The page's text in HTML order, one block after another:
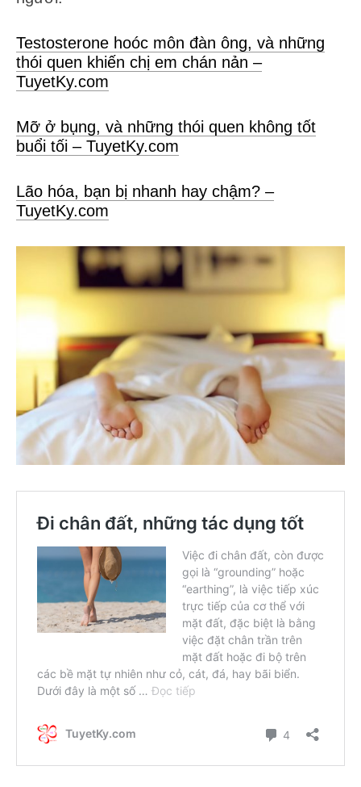
Testosterone hoóc môn đàn ông, và những
thói quen khiến chị em chán nản –
TuyetKy.com
Mỡ ở bụng, và những thói quen không tốt
buổi tối – TuyetKy.com
Lão hóa, bạn bị nhanh hay chậm? –
TuyetKy.com